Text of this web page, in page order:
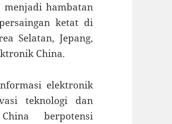
hambatan
ketat di
Selatan, Jepang,
China.
elektronik
teknologi dan
berpotensi